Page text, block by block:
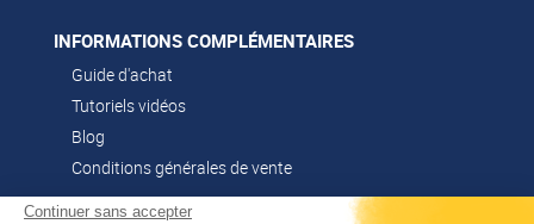
Continuer sans accepter
INFORMATIONS COMPLÉMENTAIRES
Guide d'achat
Tutoriels vidéos
Blog
Conditions générales de vente